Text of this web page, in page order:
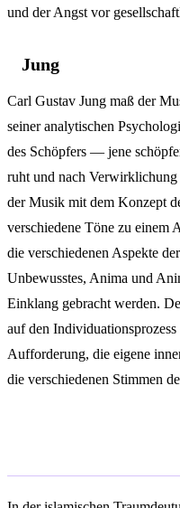
und der Angst vor
Jung
Carl Gustav Jung maß der
seiner analytischen
des Schöpfers — jene
ruht und nach
der Musik mit dem Konzept
verschiedene Töne zu einem
die verschiedenen Aspekte
Unbewusstes, Anima und
Einklang gebracht werden.
auf den
Aufforderung, die eigene
die verschiedenen Stimmen